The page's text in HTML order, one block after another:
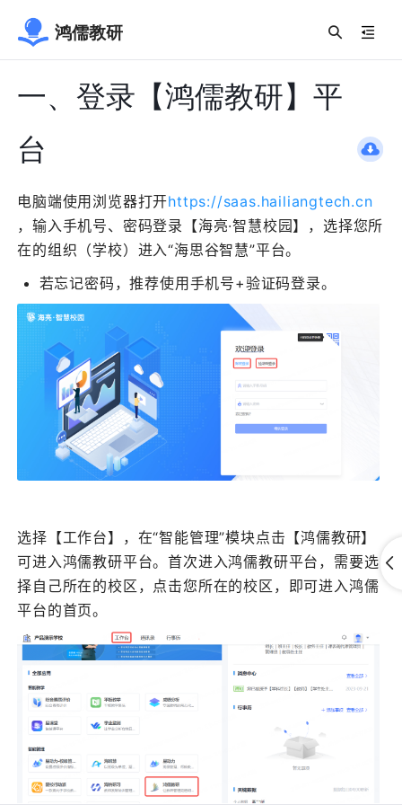
鸿儒教研
一、登录【鸿儒教研】平
台
电脑端使用浏览器打开​​https://saas.hailiangtech.cn​
，输入手机号、密码登录【海亮·智慧校园】，选择您所
在的组织（学校）进入“海思谷智慧”平台。
若忘记密码，推荐使用手机号+验证码登录。
选择【工作台】，在“智能管理”模块点击【鸿儒教研】
可进入鸿儒教研平台。首次进入鸿儒教研平台，需要选
择自己所在的校区，点击您所在的校区，即可进入鸿儒
平台的首页。